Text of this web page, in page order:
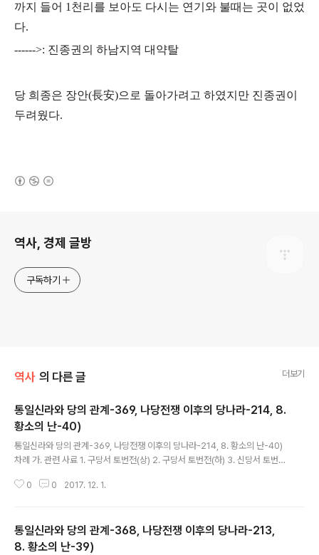
까지 들어 1 천리를 보아도 다시는 연기와 불때는 곳이 없었
다.
------>: 진종권의 하남지역 대약탈
당 희종은 장안(長安)으로 돌아가려고 하였지만 진종권이
두려웠다.
역사, 경제 글방
구독하기
역사 의 다른 글 더보기
통일신라와 당의 관계-369, 나당전쟁 이후의 당나라-214, 8.
황소의 난-40)
통일신라와 당의 관계-369, 나당전쟁 이후의 당나라-214, 8. 황소의 난-40)
차례 가. 관련 사료 1. 구당서 토번전(상) 2. 구당서 토번전(하) 3. 신당서 토번전
구당서 거란전 9. 신당서 거란전 10. 구당서 발해전 11. 신당서..
0 0 2017. 12. 1.
통일신라와 당의 관계-368, 나당전쟁 이후의 당나라-213,
8. 황소의 난-39)